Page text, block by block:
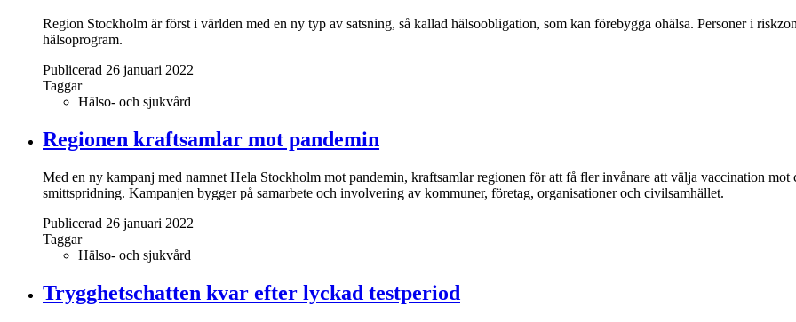
Region Stockholm är först i världen med en ny typ av satsning, så kallad hälsoobligation, som kan förebygga ohälsa. Personer i
hälsoprogram.
Publicerad 26 januari 2022
Taggar
Hälso- och sjukvård
Regionen kraftsamlar mot pandemin
Med en ny kampanj med namnet Hela Stockholm mot pandemin, kraftsamlar regionen för att få fler invånare att välja vaccination
smittspridning. Kampanjen bygger på samarbete och involvering av kommuner, företag, organisationer och civilsamhället.
Publicerad 26 januari 2022
Taggar
Hälso- och sjukvård
Trygghetschatten kvar efter lyckad testperiod